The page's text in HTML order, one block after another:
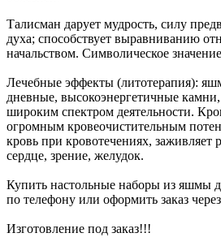
Талисман дарует мудрость, силу
духа; способствует выравниванию
начальством. Символическое
Лечебные эффекты (литотерапия):
дневные, высокоэнергетичные
широким спектром деятельности.
огромным кровеочистительным
кровь при кровотечениях,
сердце, зрение, желудок.
Купить настольные наборы из яшмы
по телефону или оформить заказ
Изготовление под заказ!!!